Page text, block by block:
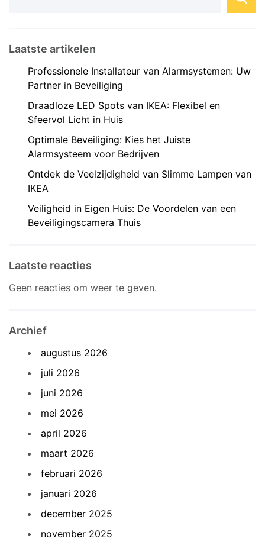
Laatste artikelen
Professionele Installateur van Alarmsystemen: Uw
Partner in Beveiliging
Draadloze LED Spots van IKEA: Flexibel en
Sfeervol Licht in Huis
Optimale Beveiliging: Kies het Juiste
Alarmsysteem voor Bedrijven
Ontdek de Veelzijdigheid van Slimme Lampen van
IKEA
Veiligheid in Eigen Huis: De Voordelen van een
Beveiligingscamera Thuis
Laatste reacties
Geen reacties om weer te geven.
Archief
augustus 2026
juli 2026
juni 2026
mei 2026
april 2026
maart 2026
februari 2026
januari 2026
december 2025
november 2025